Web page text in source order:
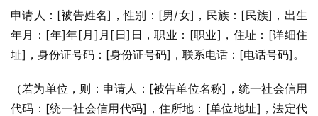
申请人：[被告姓名]，性别：[男/女]，民族：[民族]，出生
年月：[年]年[月]月[日]日，职业：[职业]，住址：[详细住
址]，身份证号码：[身份证号码]，联系电话：[电话号码]。
（若为单位，则：申请人：[被告单位名称]，统一社会信用
代码：[统一社会信用代码]，住所地：[单位地址]，法定代